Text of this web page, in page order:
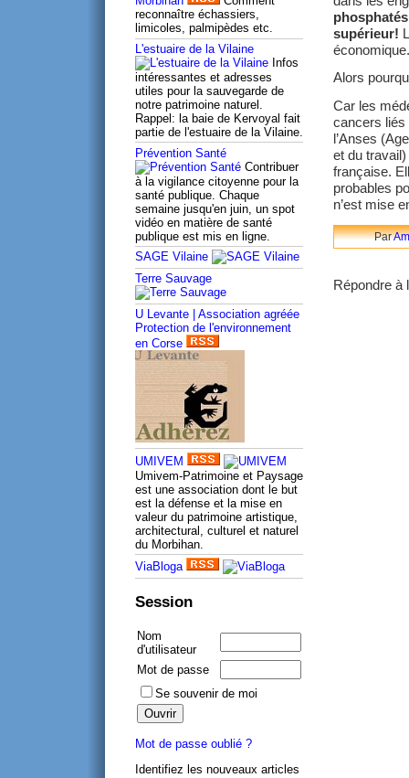
supérieur!
économique.
Alors
Car les
cancers liés
l’Anses
et du
française.
probables
n’est mise
Par
Répondre à
reconnaître échassiers,
limicoles, palmipèdes etc.
L'estuaire de la Vilaine
Infos
intéressantes et adresses
utiles pour la sauvegarde de
notre patrimoine naturel.
Rappel: la baie de Kervoyal fait
partie de l'estuaire de la Vilaine.
Prévention Santé
Contribuer
à la vigilance citoyenne pour la
santé publique. Chaque
semaine jusqu'en juin, un spot
vidéo en matière de santé
publique est mis en ligne.
SAGE Vilaine
Terre Sauvage
U Levante | Association agréée
Protection de l'environnement
en Corse
UMIVEM
Umivem-Patrimoine et Paysage
est une association dont le but
est la défense et la mise en
valeur du patrimoine artistique,
architectural, culturel et naturel
du Morbihan.
ViaBloga
Session
Nom
d'utilisateur
Mot de passe
Se souvenir de moi
Mot de passe oublié ?
Identifiez les nouveaux articles